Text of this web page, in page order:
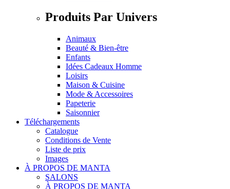
Produits Par Univers
Animaux
Beauté & Bien-être
Enfants
Idées Cadeaux Homme
Loisirs
Maison & Cuisine
Mode & Accessoires
Papeterie
Saisonnier
Téléchargements
Catalogue
Conditions de Vente
Liste de prix
Images
À PROPOS DE MANTA
SALONS
À PROPOS DE MANTA